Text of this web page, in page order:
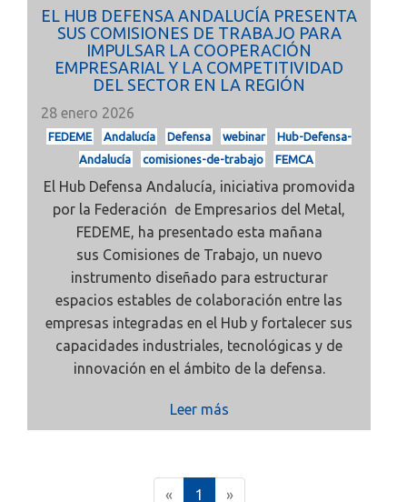
EL HUB DEFENSA ANDALUCÍA PRESENTA
SUS COMISIONES DE TRABAJO PARA
IMPULSAR LA COOPERACIÓN
EMPRESARIAL Y LA COMPETITIVIDAD
DEL SECTOR EN LA REGIÓN
28 enero 2026
FEDEME Andalucía Defensa webinar
Hub-Defensa-
Andalucía
comisiones-de-trabajo FEMCA
El Hub Defensa Andalucía, iniciativa promovida
por la Federación de Empresarios del Metal,
FEDEME, ha presentado esta mañana
sus Comisiones de Trabajo, un nuevo
instrumento diseñado para estructurar
espacios estables de colaboración entre las
empresas integradas en el Hub y fortalecer sus
capacidades industriales, tecnológicas y de
innovación en el ámbito de la defensa.
Leer más
« 1 »